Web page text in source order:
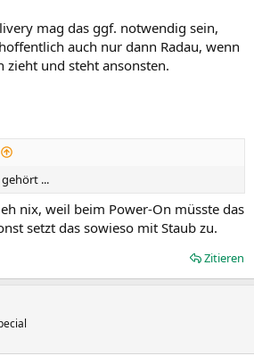
mag das ggf. notwendig sein,
auch nur dann Radau, wenn
zieht und steht ansonsten.
...
nix, weil beim Power-On müsste das
setzt das sowieso mit Staub zu.
Zitieren